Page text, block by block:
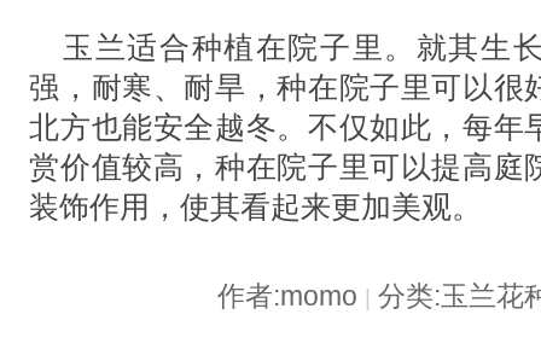
玉兰适合种植在院子里。就其生
强，耐寒、耐旱，种在院子里可以很
北方也能安全越冬。不仅如此，每年
赏价值较高，种在院子里可以提高庭
装饰作用，使其看起来更加美观。
作者:momo | 分类:玉兰花